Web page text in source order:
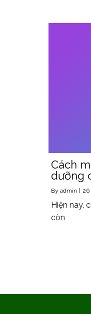
Cách
dưỡng
By admin 26
Hiện nay,
còn